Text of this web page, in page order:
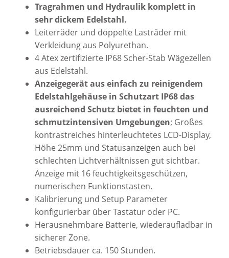
Tragrahmen und Hydraulik komplett in
sehr dickem Edelstahl.
Leiterräder und doppelte Lasträder mit
Verkleidung aus Polyurethan.
4 Atex zertifizierte IP68 Scher-Stab Wägezellen
aus Edelstahl.
Anzeigegerät aus einfach zu reinigendem
Edelstahlgehäuse in Schutzart IP68 das
ausreichend Schutz bietet in feuchten und
schmutzintensiven Umgebungen; Großes
kontrastreiches hinterleuchtetes LCD-Display,
Höhe 25mm und Statusanzeigen auch bei
schlechten Lichtverhältnissen gut sichtbar.
Anzeige mit 16 feuchtigkeitsgeschützen,
numerischen Funktionstasten.
Kalibrierung und Setup Parameter
konfigurierbar über Tastatur oder PC.
Herausnehmbare Batterie, wiederaufladbar in
sicherer Zone.
Betriebsdauer ca. 150 Stunden.